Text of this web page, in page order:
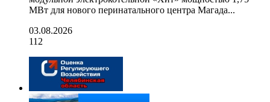
МВт для нового перинатального центра Магада...
03.08.2026
112